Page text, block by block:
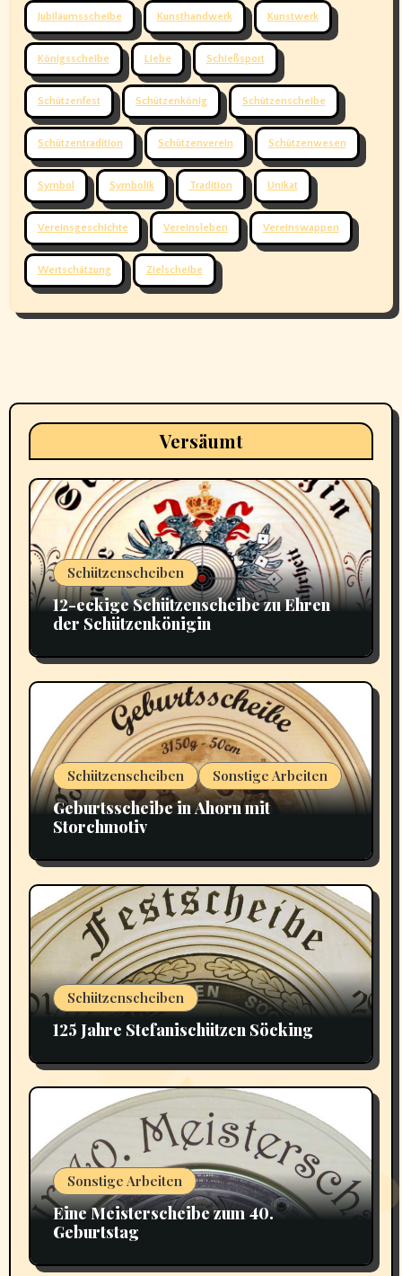
Jubiläumsscheibe Kunsthandwerk Kunstwerk
Königsscheibe Liebe Schießsport
Schützenfest Schützenkönig Schützenscheibe
Schützentradition Schützenverein Schützenwesen
Symbol Symbolik Tradition Unikat
Vereinsgeschichte Vereinsleben Vereinswappen
Wertschätzung Zielscheibe
Versäumt
Schützenscheiben
12-eckige Schützenscheibe zu Ehren
der Schützenkönigin
Schützenscheiben Sonstige Arbeiten
Geburtsscheibe in Ahorn mit
Storchmotiv
Schützenscheiben
125 Jahre Stefanischützen Söcking
Sonstige Arbeiten
Eine Meisterscheibe zum 40.
Geburtstag